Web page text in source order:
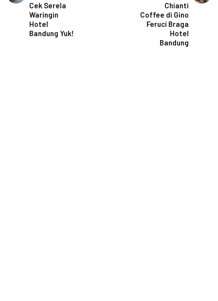
Cek Serela
Waringin
Hotel
Bandung Yuk!
Chianti
Coffee di Gino
Feruci Braga
Hotel
Bandung